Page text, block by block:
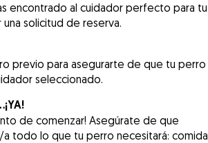
encontrado al cuidador perfecto para tu
solicitud de reserva.
previo para asegurarte de que tu perro
seleccionado.
de comenzar! Asegúrate de que
todo lo que tu perro necesitará: comida